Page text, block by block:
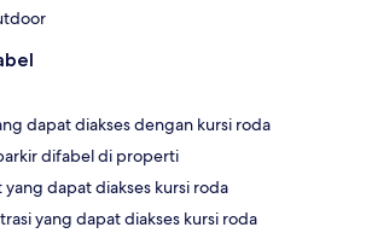
dapat diakses dengan kursi roda
difabel di properti
yang dapat diakses kursi roda
yang dapat diakses kursi roda